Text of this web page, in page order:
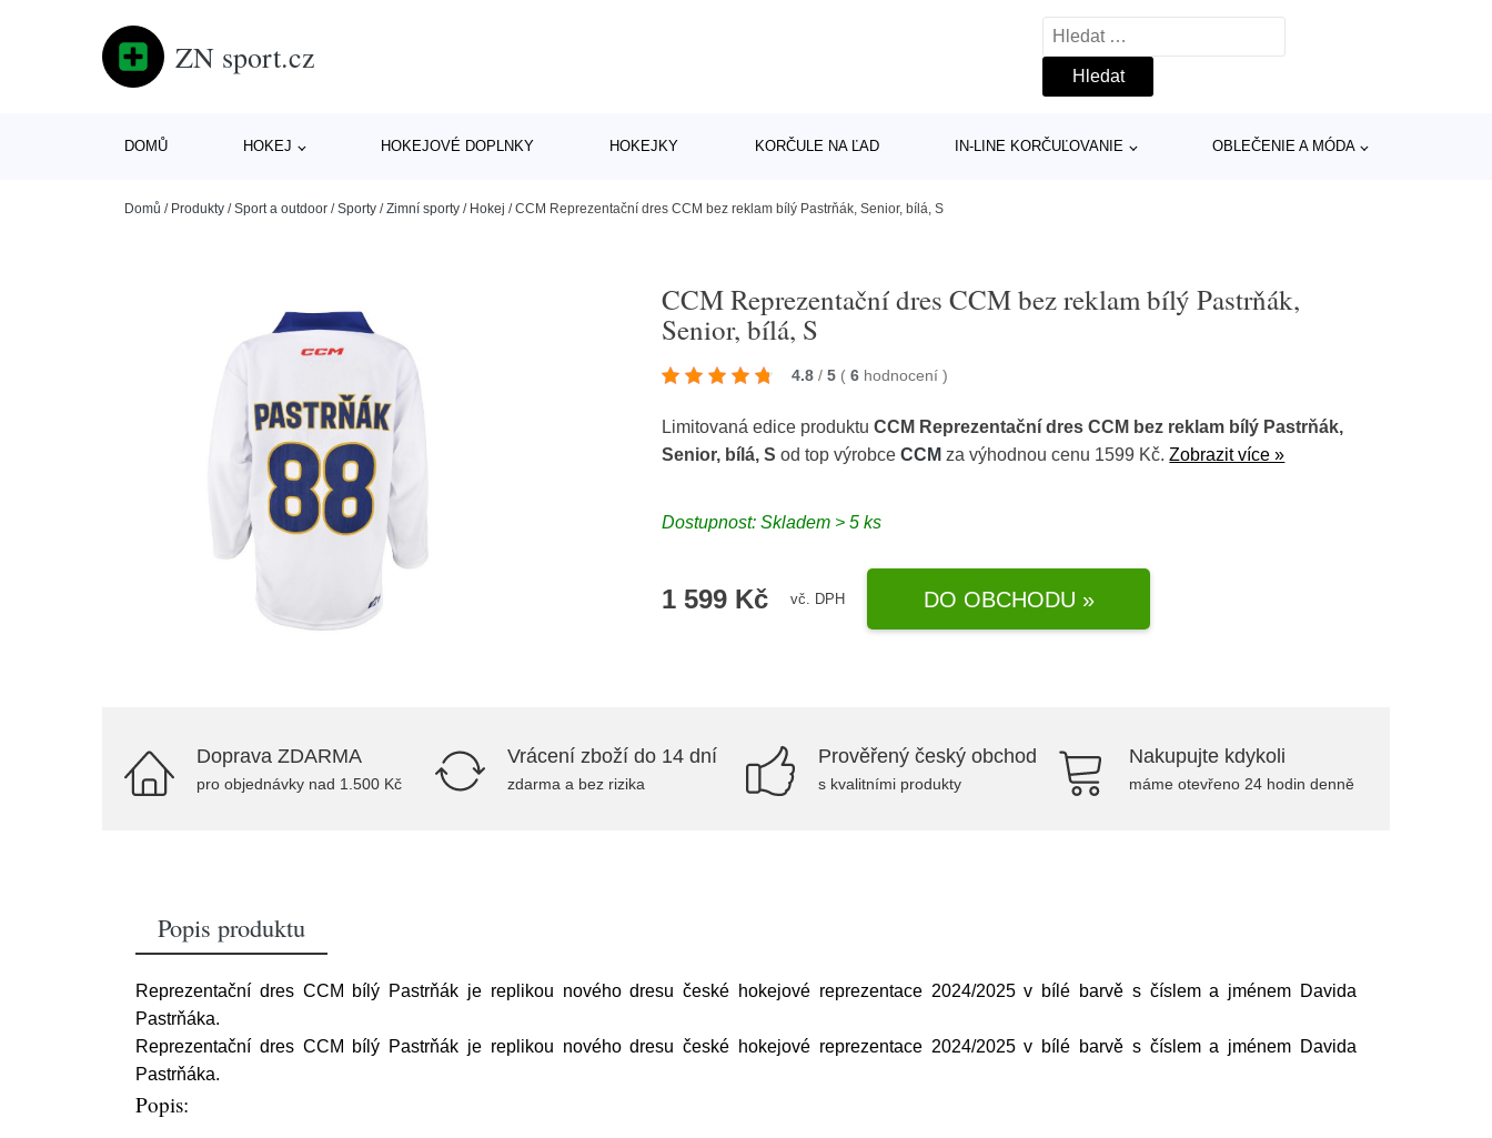
ZN sport.cz
Vyhledávání
DOMŮ HOKEJ HOKEJOVÉ DOPLNKY HOKEJKY KORČULE NA ĽAD IN-LINE KORČUĽOVANIE OBLEČENIE A MÓDA
Domů / Produkty /Sport a outdoor /Sporty /Zimní sporty / Hokej /CCM Reprezentační dres CCM bez reklam bílý Pastrňák, Senior, bílá, S
CCM Reprezentační dres CCM bez reklam bílý Pastrňák,
Senior, bílá, S
4.8 / 5 ( 6 hodnocení)
Limitovaná edice produktuCCM Reprezentační dres CCM bez reklam bílý Pastrňák,
Senior, bílá, S od top výrobceCCM za výhodnou cenu 1599 Kč.Zobrazit více »
Dostupnost: Skladem > 5 ks
1 599 Kč vč. DPH DO OBCHODU »
Doprava ZDARMA
pro objednávky nad 1.500 Kč
Vrácení zboží do 14 dní
zdarma a bez rizika
Prověřený český obchod
s kvalitními produkty
Nakupujte kdykoli
máme otevřeno 24 hodin denně
Popis produktu
Reprezentační dres CCM bílý Pastrňák je replikou nového dresu české hokejové reprezentace 2024/2025 v bílé barvě s číslem a jménem Davida
Pastrňáka.
Reprezentační dres CCM bílý Pastrňák je replikou nového dresu české hokejové reprezentace 2024/2025 v bílé barvě s číslem a jménem Davida
Pastrňáka.
Popis: